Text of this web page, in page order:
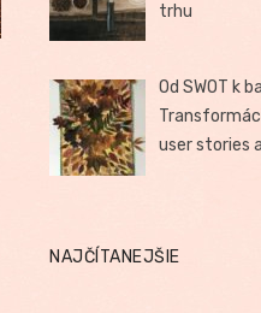
trhu
Od SWOT k
user stories
NAJČÍTANEJŠIE